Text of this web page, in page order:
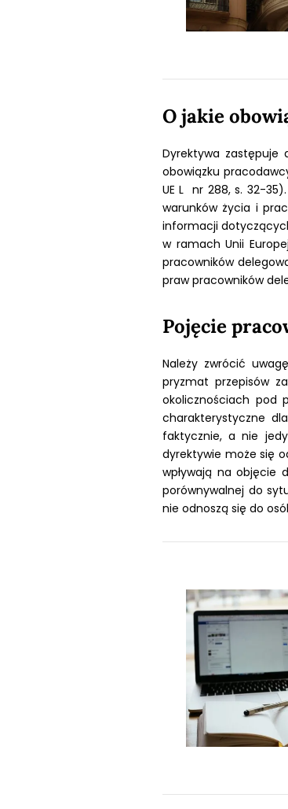
O jakie
Dyrektywa zastępuje
obowiązku
UE L nr 288, s. 32-
warunków życia i
informacji
w ramach Unii
pracowników
praw pracowników
Pojęcie
Należy zwrócić
pryzmat przepisów
okolicznościach pod
charakterystyczne
faktycznie, a nie
dyrektywie może się
wpływają na objęcie
porównywalnej do
nie odnoszą się do